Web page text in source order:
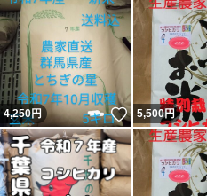
4,250円 いいね！
5,500円